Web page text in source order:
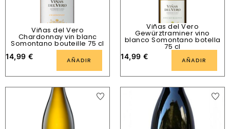
Viñas del Vero
Chardonnay vin blanc
Somontano bouteille 75 cl
14,99 € AÑADIR
Viñas del Vero
Gewürztraminer vino
blanco Somontano botella
75 cl
14,99 € AÑADIR